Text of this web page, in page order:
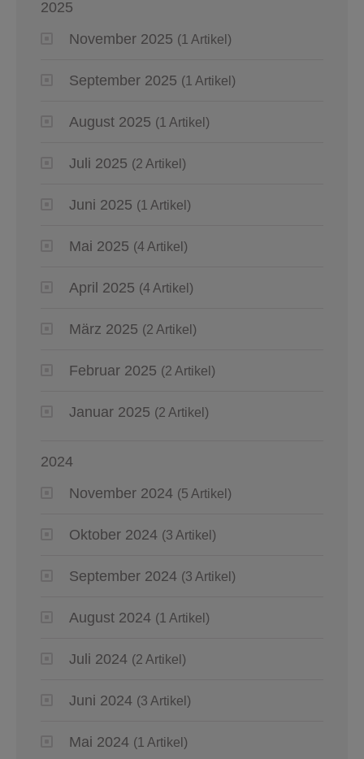
2025
November 2025 (1 Artikel)
September 2025 (1 Artikel)
August 2025 (1 Artikel)
Juli 2025 (2 Artikel)
Juni 2025 (1 Artikel)
Mai 2025 (4 Artikel)
April 2025 (4 Artikel)
März 2025 (2 Artikel)
Februar 2025 (2 Artikel)
Januar 2025 (2 Artikel)
2024
November 2024 (5 Artikel)
Oktober 2024 (3 Artikel)
September 2024 (3 Artikel)
August 2024 (1 Artikel)
Juli 2024 (2 Artikel)
Juni 2024 (3 Artikel)
Mai 2024 (1 Artikel)